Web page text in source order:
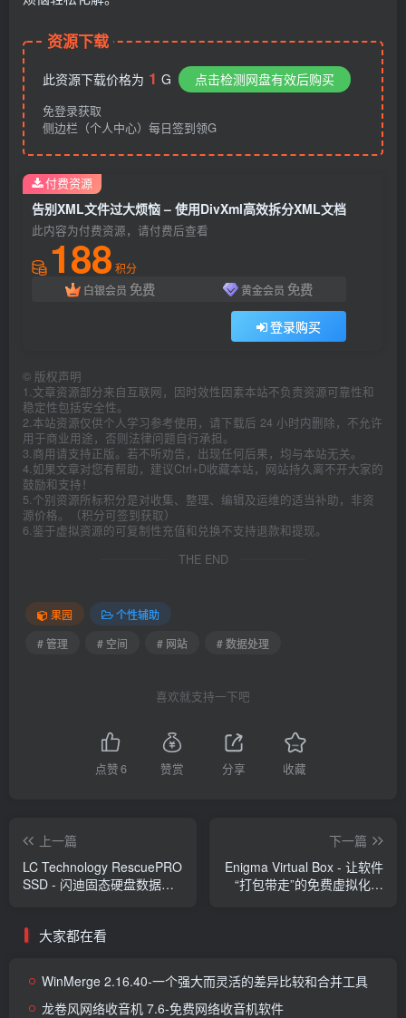
资源下载
此资源下载价格为 1 G 点击检测网盘有效后购买
免登录获取
侧边栏（个人中心）每日签到领G
告别XML文件过大烦恼 – 使用DivXml高效拆分XML文档
此内容为付费资源，请付费后查看
188 积分
白银会员 免费 黄金会员 免费
登录购买
付费资源
© 版权声明
1.文章资源部分来自互联网，因时效性因素本站不负责资源可靠性和
稳定性包括安全性。
2.本站资源仅供个人学习参考使用，请下载后 24 小时内删除，不允许
用于商业用途，否则法律问题自行承担。
3.商用请支持正版。若不听劝告，出现任何后果，均与本站无关。
4.如果文章对您有帮助，建议Ctrl+D收藏本站，网站持久离不开大家的
鼓励和支持！
5.个别资源所标积分是对收集、整理、编辑及运维的适当补助，非资
源价格。（积分可签到获取）
6.鉴于虚拟资源的可复制性充值和兑换不支持退款和提现。
THE END
果园
个性辅助
# 管理
# 空间 # 网站 # 数据处理
喜欢就支持一下吧
点赞6 赞赏 分享 收藏
上一篇
LC Technology RescuePRO
SSD - 闪迪固态硬盘数据恢
下一篇
Enigma Virtual Box - 让软件
“打包带走”的免费虚拟化工
大家都在看
WinMerge 2.16.40-一个强大而灵活的差异比较和合并工具
龙卷风网络收音机 7.6-免费网络收音机软件